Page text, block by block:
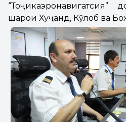
шаҳрҳои Хуҷанд, Кӯлоб ва